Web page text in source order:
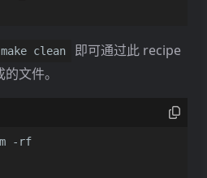
make clean
即可通过此 recipe
文件。